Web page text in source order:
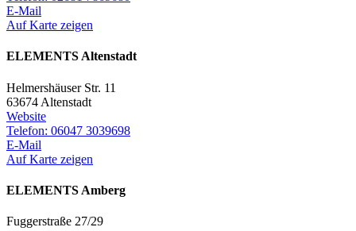
E-Mail
Auf Karte zeigen
ELEMENTS Altenstadt
Helmershäuser Str. 11
63674 Altenstadt
Website
Telefon: 06047 3039698
E-Mail
Auf Karte zeigen
ELEMENTS Amberg
Fuggerstraße 27/29